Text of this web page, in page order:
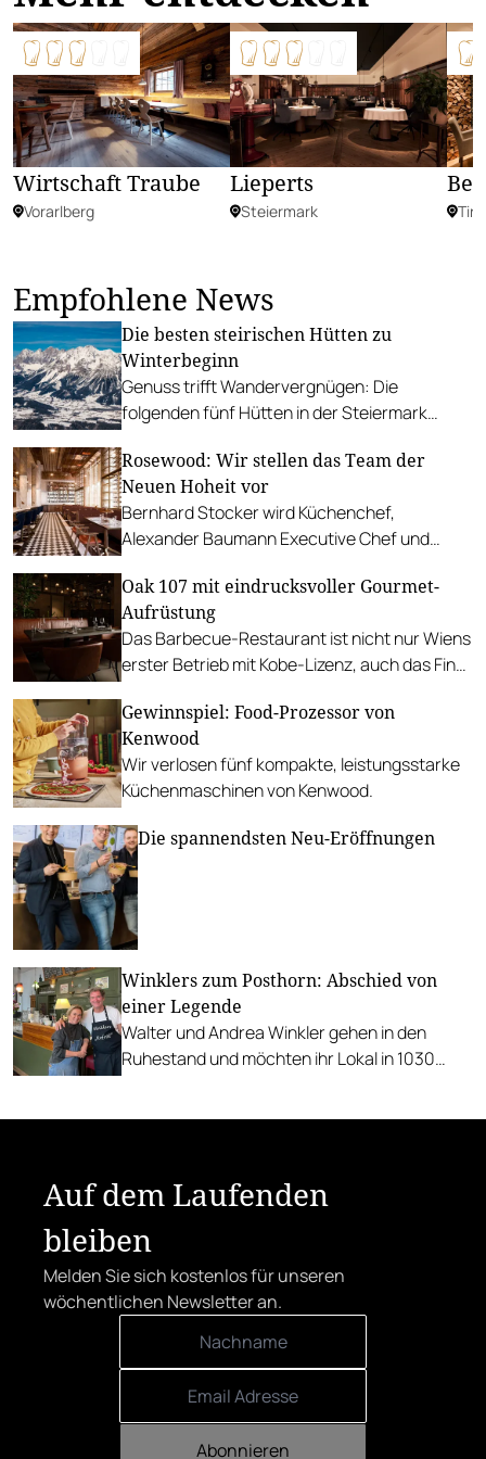
Wirtschaft Traube
Vorarlberg
Lieperts
Steiermark Tirol
Empfohlene News
Die besten steirischen Hütten zu
Winterbeginn
Genuss trifft Wandervergnügen: Die
folgenden fünf Hütten in der Steiermark
winterlicher Idylle.
Rosewood: Wir stellen das Team der
Neuen Hoheit vor
Bernhard Stocker wird Küchenchef,
Alexander Baumann Executive Chef und
Leitung.
Oak 107 mit eindrucksvoller Gourmet-
Aufrüstung
Das Barbecue-Restaurant ist nicht nur Wiens
erster Betrieb mit Kobe-Lizenz, auch das Fine
Gewinnspiel: Food-Prozessor von
Kenwood
Wir verlosen fünf kompakte, leistungsstarke
Küchenmaschinen von Kenwood.
Die spannendsten Neu-Eröffnungen
Winklers zum Posthorn: Abschied von
einer Legende
Walter und Andrea Winkler gehen in den
Ruhestand und möchten ihr Lokal in 1030
Auf dem Laufenden
bleiben
Melden Sie sich kostenlos für unseren
wöchentlichen Newsletter an.
Abonnieren